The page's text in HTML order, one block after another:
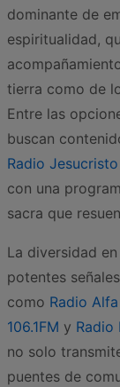
dominante de
espiritualidad,
tierra como de
Entre las
buscan
Radio Jesucristo
con una
sacra que
La diversidad
potentes
como Radio
106.1FM y Radio
no solo
puentes de